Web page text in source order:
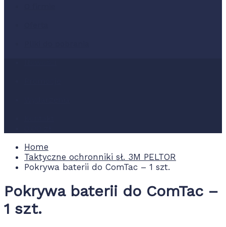
Home
Taktyczne ochronniki sł. 3M PELTOR
Pokrywa baterii do ComTac – 1 szt.
Pokrywa baterii do ComTac –
1 szt.